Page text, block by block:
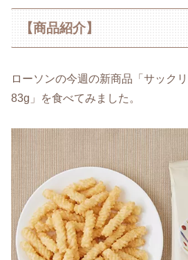
【商品紹介】
ローソンの今週の新商品「サック
83g」を食べてみました。